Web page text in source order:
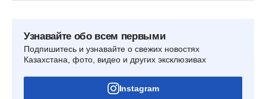
Узнавайте обо всем первыми
Подпишитесь и узнавайте о свежих новостях
Казахстана, фото, видео и других эксклюзивах
Instagram